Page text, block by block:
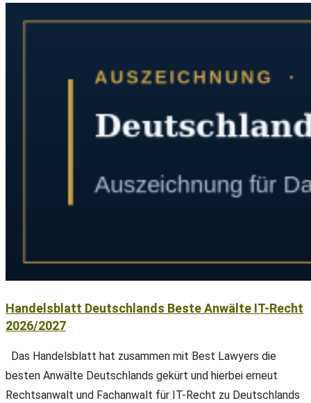
Handelsblatt Deutschlands Beste Anwälte IT-Recht
2026/2027
Das Handelsblatt hat zusammen mit Best Lawyers die
besten Anwälte Deutschlands gekürt und hierbei erneut
Rechtsanwalt und Fachanwalt für IT-Recht zu Deutschlands